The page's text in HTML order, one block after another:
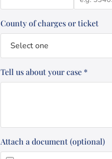
County of charges or ticket
Tell us about your case *
Attach a document (optional)